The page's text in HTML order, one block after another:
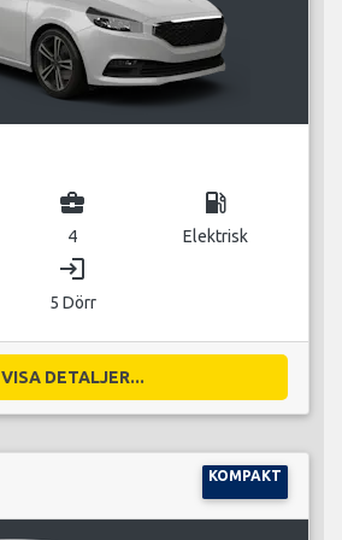
business_center
4
local_gas_station
Elektrisk
login
5 Dörr
VISA DETALJER...
KOMPAKT